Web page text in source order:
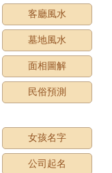
客廳風水
墓地風水
面相圖解
民俗預測
女孩名字
公司起名